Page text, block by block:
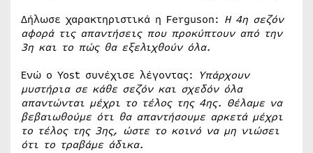
Δήλωσε χαρακτηριστικά η Ferguson: Η 4η σεζόν
αφορά τις απαντήσεις που προκύπτουν από την
3η και το πώς θα εξελιχθούν όλα.
Ενώ ο Yost συνέχισε λέγοντας: Υπάρχουν
μυστήρια σε κάθε σεζόν και σχεδόν όλα
απαντώνται μέχρι το τέλος της 4ης. Θέλαμε να
βεβαιωθούμε ότι θα απαντήσουμε αρκετά μέχρι
το τέλος της 3ης, ώστε το κοινό να μη νιώσει
ότι το τραβάμε άδικα.